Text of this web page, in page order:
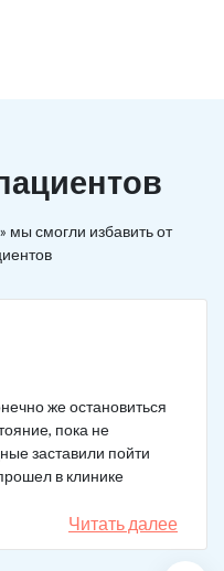
мы смогли избавить от
же остановиться
пока не
заставили пойти
в клинике
не принимаю.
Читать далее